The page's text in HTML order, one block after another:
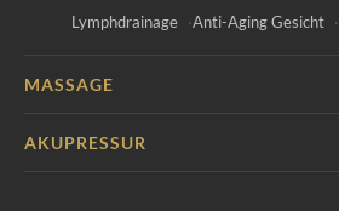
Lymphdrainage
Anti-Aging Gesicht
MASSAGE
AKUPRESSUR